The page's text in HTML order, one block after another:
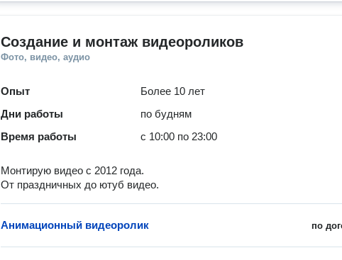
Создание и монтаж видеороликов
Фото, видео, аудио
Опыт
Более 10 лет
Дни работы
по будням
Время работы
с 10:00 по 23:00
Монтирую видео с 2012 года.
От праздничных до ютуб видео.
по
Анимационный видеоролик